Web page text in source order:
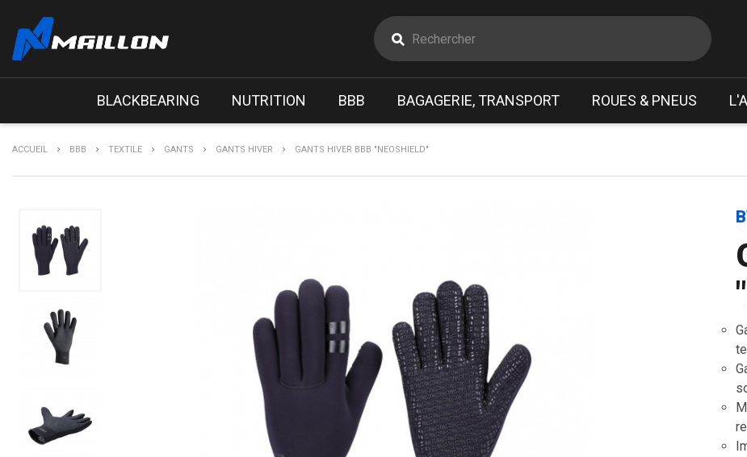
BLACKBEARING NUTRITION BBB BAGAGERIE, TRANSPORT ROUES & PNEUS
ACCUEIL BBB TEXTILE GANTS GANTS HIVER GANTS HIVER BBB "NEOSHIELD"